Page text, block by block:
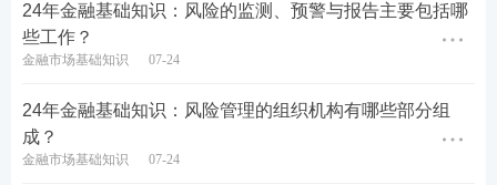
24年金融基础知识：风险的监测、预警与报告主要包括哪
些工作？
金融市场基础知识 07-24
24年金融基础知识：风险管理的组织机构有哪些部分组
成？
金融市场基础知识 07-24